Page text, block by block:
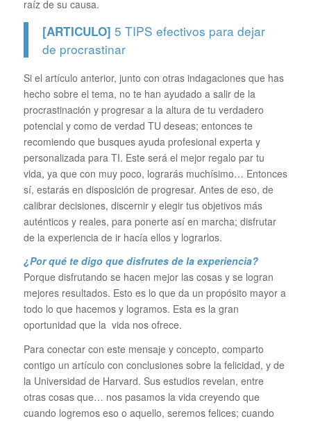
raíz de su causa.
[ARTICULO] 5 TIPS efectivos para dejar
de procrastinar
Si el artículo anterior, junto con otras indagaciones que has
hecho sobre el tema, no te han ayudado a salir de la
procrastinación y progresar a la altura de tu verdadero
potencial y como de verdad TU deseas; entonces te
recomiendo que busques ayuda profesional experta y
personalizada para TI. Este será el mejor regalo par tu
vida, ya que con muy poco, lograrás muchísimo… Entonces
sí, estarás en disposición de progresar. Antes de eso, de
calibrar decisiones, discernir y elegir tus objetivos más
auténticos y reales, para ponerte así en marcha; disfrutar
de la experiencia de ir hacía ellos y lograrlos.
¿Por qué te digo que disfrutes de la experiencia?
Porque disfrutando se hacen mejor las cosas y se logran
mejores resultados. Esto es lo que da un propósito mayor a
todo lo que hacemos y logramos. Esta es la gran
oportunidad que la vida nos ofrece.
Para conectar con este mensaje y concepto, comparto
contigo un artículo con conclusiones sobre la felicidad, y de
la Universidad de Harvard. Sus estudios revelan, entre
otras cosas que… nos pasamos la vida creyendo que
cuando logremos eso o aquello, seremos felices; cuando